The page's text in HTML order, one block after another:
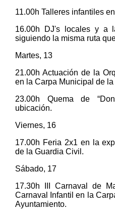
11.00h Talleres infantiles
16.00h DJ's locales y a
siguiendo la misma ruta
Martes, 13
21.00h Actuación de la
en la Carpa Municipal de
23.00h Quema de
ubicación.
Viernes, 16
17.00h Feria 2x1 en la
de la Guardia Civil.
Sábado, 17
17.30h III Carnaval de
Carnaval Infantil en la
Ayuntamiento.